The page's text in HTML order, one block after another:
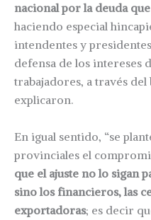
nacional por la deuda
haciendo especial
intendentes y
defensa de los intereses
trabajadores, a través del
explicaron.
En igual sentido, “se
provinciales el
que el ajuste no lo sigan
sino los financieros, las
exportadoras; es decir